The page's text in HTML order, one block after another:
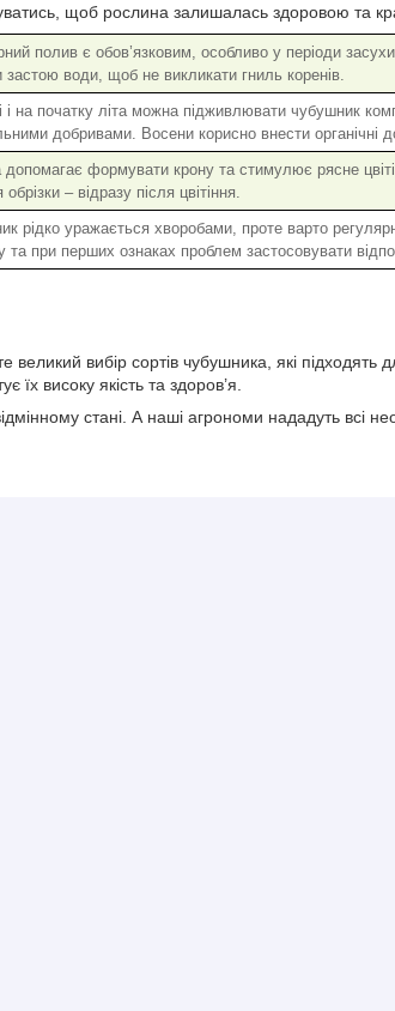
щоб рослина залишалась здоровою та
полив є обов’язковим, особливо у періоди
застою води, щоб не викликати гниль коренів.
і на початку літа можна підживлювати чубушник
добривами. Восени корисно внести органічні
допомагає формувати крону та стимулює рясне
– відразу після цвітіння.
рідко уражається хворобами, проте варто
та при перших ознаках проблем застосовувати
вибір сортів чубушника, які підходять
високу якість та здоров’я.
стані. А наші агрономи нададуть всі